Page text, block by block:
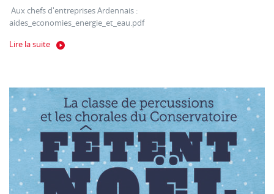
Aux chefs d'entreprises Ardennais :
aides_economies_energie_et_eau.pdf
Lire la suite